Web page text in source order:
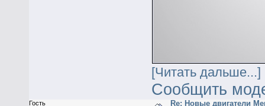
[Читать дальше...]
Сообщить
Гость
Re: Новые двигатели